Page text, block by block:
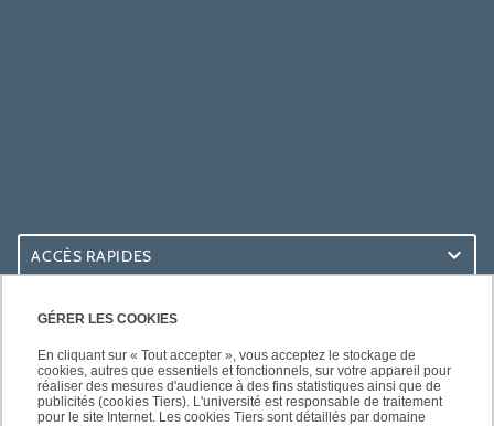
GÉRER LES COOKIES
En cliquant sur « Tout accepter », vous acceptez le stockage de
cookies, autres que essentiels et fonctionnels, sur votre appareil pour
réaliser des mesures d'audience à des fins statistiques ainsi que de
publicités (cookies Tiers). L'université est responsable de traitement
pour le site Internet. Les cookies Tiers sont détaillés par domaine
ACCÈS RAPIDES
ACCÈS PRATIQUES